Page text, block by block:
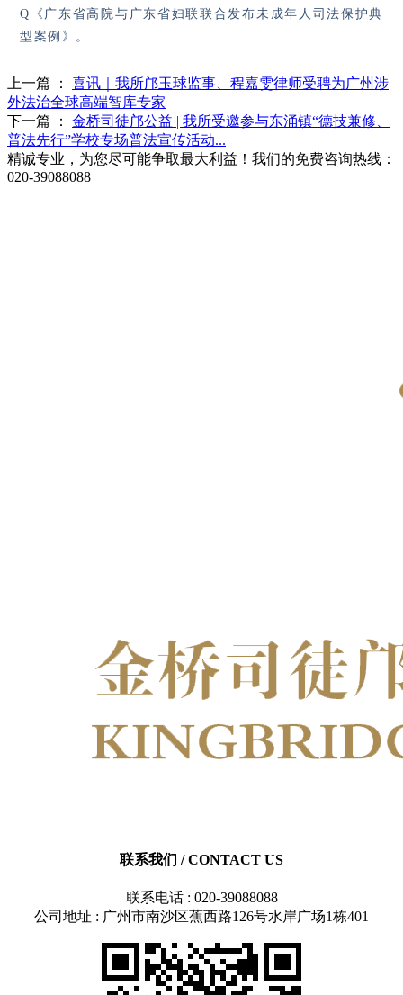
Q《广东省高院与广东省妇联联合发布未成年人司法保护典
型案例》。
上一篇 ：
喜讯｜我所邝玉球监事、程嘉雯律师受聘为广州涉
外法治全球高端智库专家
下一篇 ：
金桥司徒邝公益 | 我所受邀参与东涌镇“德技兼修、
普法先行”学校专场普法宣传活动...
精诚专业，为您尽可能争取最大利益！我们的免费咨询热线：
020-39088088
联系我们 / CONTACT US
联系电话 : 020-39088088
公司地址 : 广州市南沙区蕉西路126号水岸广场1栋401